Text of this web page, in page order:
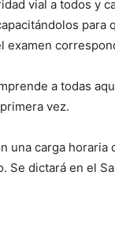
vial a todos y
para
examen
a todas
vez.
carga horaria
dictará en el